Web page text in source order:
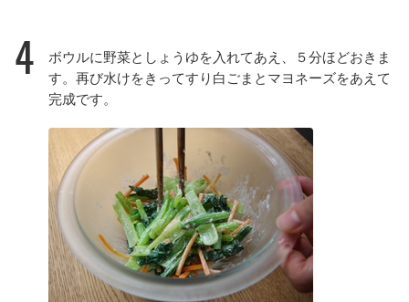
4
ボウルに野菜としょうゆを入れてあえ、５分ほどおきま
す。再び水けをきってすり白ごまとマヨネーズをあえて
完成です。